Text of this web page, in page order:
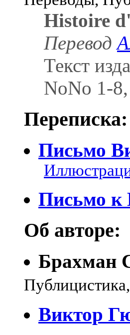
Histoire
Перевод
Текст
NoNo 1-
Переписка:
Письмо
Письмо к
Об авторе:
Брахман
Виктор